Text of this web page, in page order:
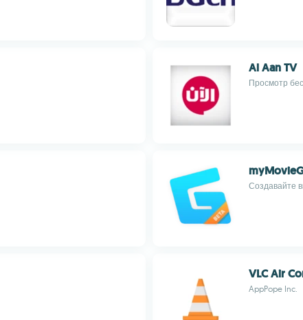
Al Aan TV
Просмотр
Создавайте
VLC Air
AppPope Inc.